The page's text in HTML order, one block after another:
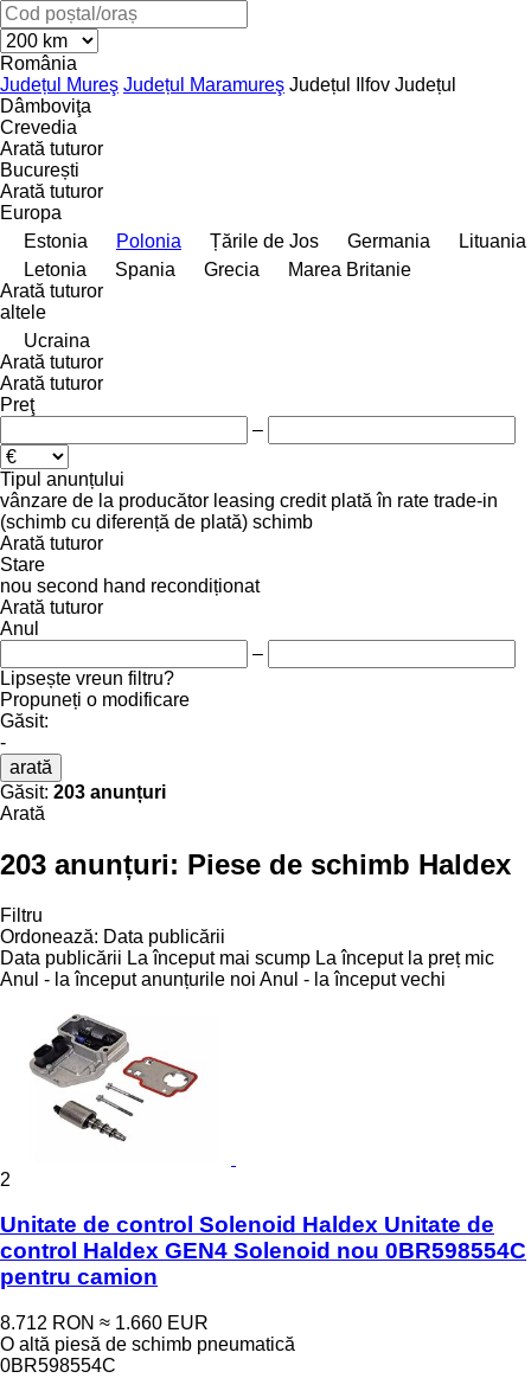
România
Județul Mureş Județul Maramureş Județul Ilfov Județul
Dâmboviţa
Crevedia
Arată tuturor
București
Arată tuturor
Europa
Estonia
Polonia Țările de Jos Germania
Lituania
Letonia
Spania Grecia
Marea Britanie
Arată tuturor
altele
Ucraina
Arată tuturor
Arată tuturor
Preţ
–
Tipul anunțului
vânzare de la producător leasing credit plată în rate trade-in
(schimb cu diferență de plată) schimb
Arată tuturor
Stare
nou second hand recondiționat
Arată tuturor
Anul
–
Lipsește vreun filtru?
Propuneți o modificare
Găsit:
-
arată
Găsit: 203 anunțuri
Arată
203 anunțuri: Piese de schimb Haldex
Filtru
Ordonează: Data publicării
Data publicării La început mai scump La început la preț mic
Anul - la început anunțurile noi Anul - la început vechi
2
Unitate de control Solenoid Haldex Unitate de
control Haldex GEN4 Solenoid nou 0BR598554C
pentru camion
8.712 RON ≈ 1.660 EUR
O altă piesă de schimb pneumatică
0BR598554C